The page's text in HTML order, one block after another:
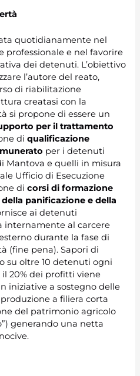
quotidianamente nel
professionale e nel favorire
dei detenuti. L’obiettivo
l’autore del reato,
di riabilitazione
creatasi con la
si propone di essere un
per il trattamento
diqualificazione
per i detenuti
Mantova e quelli in misura
Ufficio di Esecuzione
dicorsi di formazione
panificazione e della
ai detenuti
internamente al carcere
durante la fase di
(fine pena). Sapori di
su oltre 10 detenuti ogni
20% dei profitti viene
iniziative a sostegno delle
a filiera corta
del patrimonio agricolo
generando una netta